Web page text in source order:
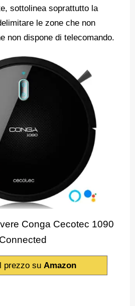
sottolinea soprattutto la
le zone che non
non dispone di telecomando.
Conga Cecotec 1090
Connected
prezzo su Amazon